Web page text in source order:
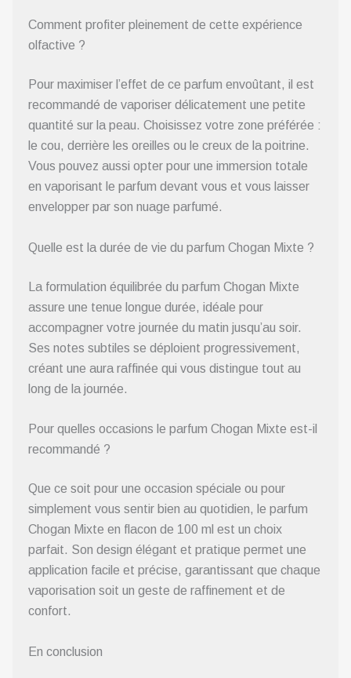
Comment profiter pleinement de cette expérience
olfactive ?
Pour maximiser l’effet de ce parfum envoûtant, il est
recommandé de vaporiser délicatement une petite
quantité sur la peau. Choisissez votre zone préférée :
le cou, derrière les oreilles ou le creux de la poitrine.
Vous pouvez aussi opter pour une immersion totale
en vaporisant le parfum devant vous et vous laisser
envelopper par son nuage parfumé.
Quelle est la durée de vie du parfum Chogan Mixte ?
La formulation équilibrée du parfum Chogan Mixte
assure une tenue longue durée, idéale pour
accompagner votre journée du matin jusqu’au soir.
Ses notes subtiles se déploient progressivement,
créant une aura raffinée qui vous distingue tout au
long de la journée.
Pour quelles occasions le parfum Chogan Mixte est-il
recommandé ?
Que ce soit pour une occasion spéciale ou pour
simplement vous sentir bien au quotidien, le parfum
Chogan Mixte en flacon de 100 ml est un choix
parfait. Son design élégant et pratique permet une
application facile et précise, garantissant que chaque
vaporisation soit un geste de raffinement et de
confort.
En conclusion